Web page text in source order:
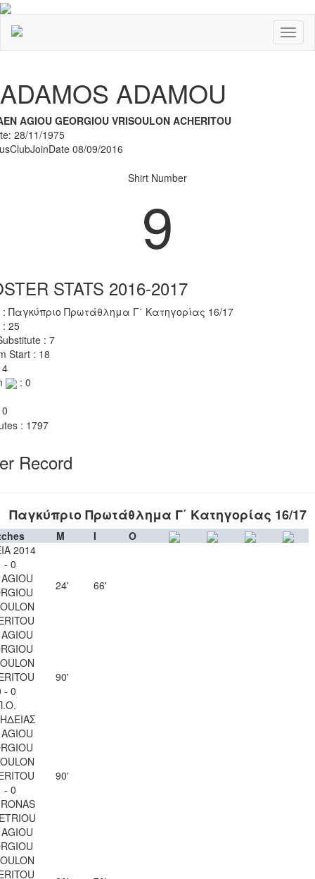
ADAMOS ADAMOU
AGIOU GEORGIOU VRISOULON ACHERITOU
28/11/1975
08/09/2016
Shirt Number
9
STATS 2016-2017
: Παγκύπριο Πρωτάθλημα Γ΄ Κατηγορίας 16/17
: 25
: 7
Start : 18
: 0
: 1797
Record
Παγκύπριο Πρωτάθλημα Γ΄ Κατηγορίας 16/17
M I
O
2014
- 0
24' 66'
- 0
90'
- 0
90'